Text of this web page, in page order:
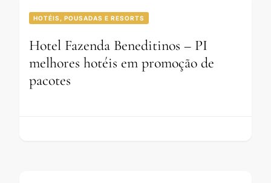
HOTÉIS, POUSADAS E RESORTS
Hotel Fazenda Beneditinos – PI
melhores hotéis em promoção de
pacotes